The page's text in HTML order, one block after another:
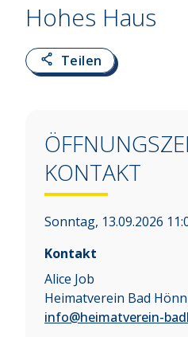
Hohes Haus
Teilen
KONTAKT
Sonntag, 13.09.2026
Kontakt
Alice Job
Heimatverein Bad
info@heimatverein-